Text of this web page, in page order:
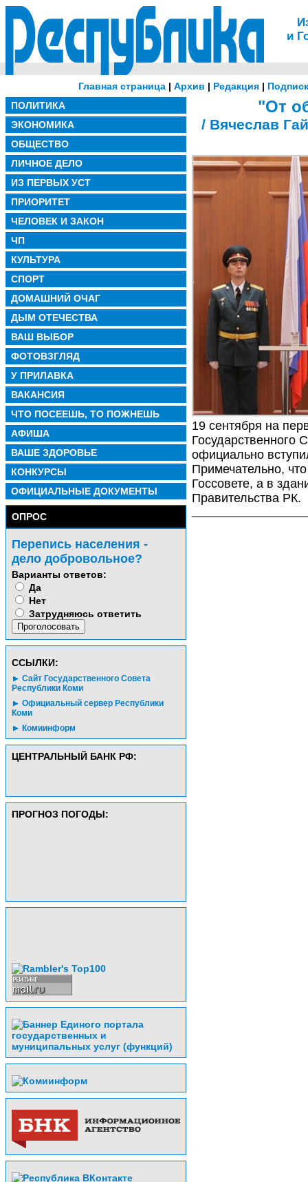
и
Главная страница| Архив | Редакция|
ПОЛИТИКА
ЭКОНОМИКА
ОБЩЕСТВО
ЛИЧНОЕ ДЕЛО
ИЗ ПЕРВЫХ УСТ
ПРИОРИТЕТ
ЧЕЛОВЕК И ЗАКОН
ЧП
КУЛЬТУРА
СПОРТ
ДОМАШНИЙ ОЧАГ
ДЫМ ОТЕЧЕСТВА
ВАШ ВЫБОР
ФОТОВЗГЛЯД
У ПРИЛАВКА
ВАКАНСИЯ
ЧТО ПОСЕЕШЬ, ТО ПОЖНЕШЬ
АФИША
ВАШЕ ЗДОРОВЬЕ
КОНКУРСЫ
ОФИЦИАЛЬНЫЕ ДОКУМЕНТЫ
ОПРОС
Перепись населения -
дело добровольное?
Варианты ответов:
Да
Нет
Затрудняюсь ответить
CСЫЛКИ:
Сайт Государственного Совета
Республики Коми
Официальный сервер Республики
Коми
Комиинформ
ЦЕНТРАЛЬНЫЙ БАНК РФ:
ПРОГНОЗ ПОГОДЫ:
"От
/ Вячеслав
19 сентября на
Государственного
официально
Примечательно,
Госсовете, а в
Правительства РК.